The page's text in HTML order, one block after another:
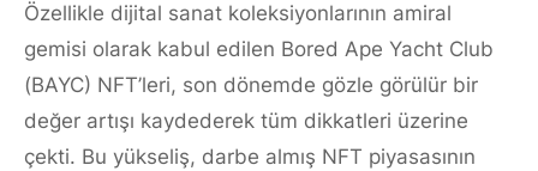
Özellikle dijital sanat koleksiyonlarının amiral
gemisi olarak kabul edilen Bored Ape Yacht Club
(BAYC) NFT’leri, son dönemde gözle görülür bir
değer artışı kaydederek tüm dikkatleri üzerine
çekti. Bu yükseliş, darbe almış NFT piyasasının